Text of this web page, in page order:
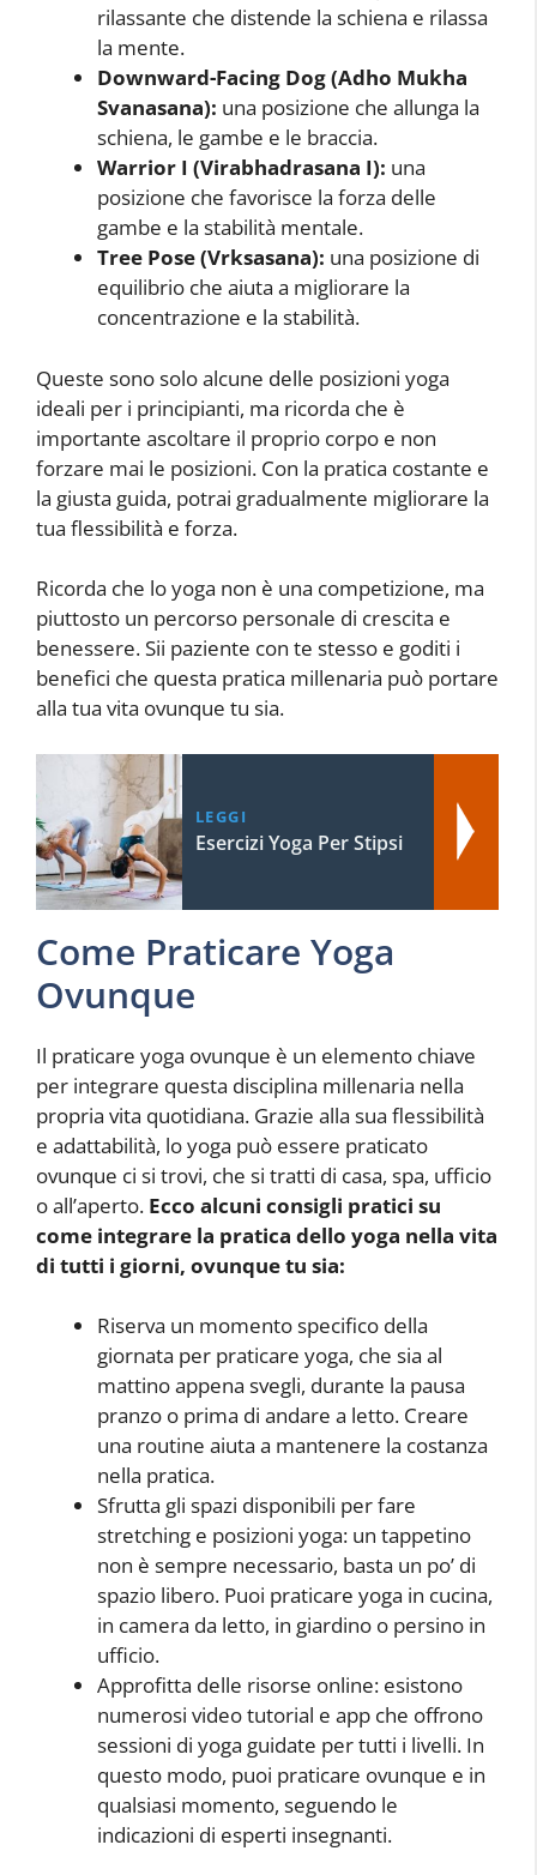
rilassante che distende la schiena e rilassa
la mente.
Downward-Facing Dog (Adho Mukha
Svanasana): una posizione che allunga la
schiena, le gambe e le braccia.
Warrior I (Virabhadrasana I): una
posizione che favorisce la forza delle
gambe e la stabilità mentale.
Tree Pose (Vrksasana): una posizione di
equilibrio che aiuta a migliorare la
concentrazione e la stabilità.
Queste sono solo alcune delle posizioni yoga
ideali per i principianti, ma ricorda che è
importante ascoltare il proprio corpo e non
forzare mai le posizioni. Con la pratica costante e
la giusta guida, potrai gradualmente migliorare la
tua flessibilità e forza.
Ricorda che lo yoga non è una competizione, ma
piuttosto un percorso personale di crescita e
benessere. Sii paziente con te stesso e goditi i
benefici che questa pratica millenaria può portare
alla tua vita ovunque tu sia.
LEGGI
Esercizi Yoga Per Stipsi
Come Praticare Yoga
Ovunque
Il praticare yoga ovunque è un elemento chiave
per integrare questa disciplina millenaria nella
propria vita quotidiana. Grazie alla sua flessibilità
e adattabilità, lo yoga può essere praticato
ovunque ci si trovi, che si tratti di casa, spa, ufficio
o all’aperto. Ecco alcuni consigli pratici su
come integrare la pratica dello yoga nella vita
di tutti i giorni, ovunque tu sia:
Riserva un momento specifico della
giornata per praticare yoga, che sia al
mattino appena svegli, durante la pausa
pranzo o prima di andare a letto. Creare
una routine aiuta a mantenere la costanza
nella pratica.
Sfrutta gli spazi disponibili per fare
stretching e posizioni yoga: un tappetino
non è sempre necessario, basta un po’ di
spazio libero. Puoi praticare yoga in cucina,
in camera da letto, in giardino o persino in
ufficio.
Approfitta delle risorse online: esistono
numerosi video tutorial e app che offrono
sessioni di yoga guidate per tutti i livelli. In
questo modo, puoi praticare ovunque e in
qualsiasi momento, seguendo le
indicazioni di esperti insegnanti.